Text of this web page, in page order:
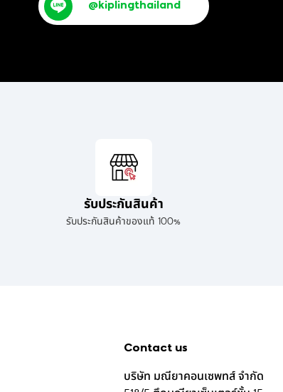
@kiplingthailand
รับประกันสินค้า
รับประกันสินค้าของแท้ 100%
Contact us
บริษัท มณียาคอนเซพทส์ จำกัด